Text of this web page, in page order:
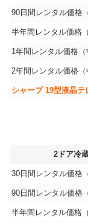
90日間レンタル価格
半年間レンタル価格
1年間レンタル価格（
2年間レンタル価格（
シャープ 19型液晶テ
2ドア冷
30日間レンタル価格
90日間レンタル価格
半年間レンタル価格